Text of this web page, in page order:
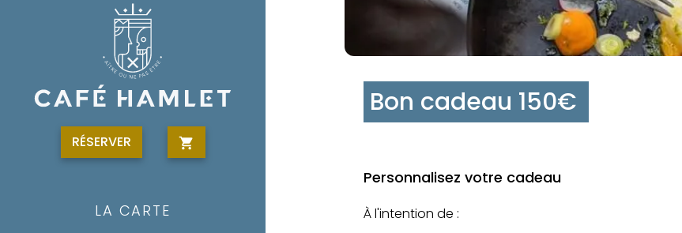
RÉSERVER
LA CARTE
Bon cadeau 150€
Personnalisez votre cadeau
À l'intention de :